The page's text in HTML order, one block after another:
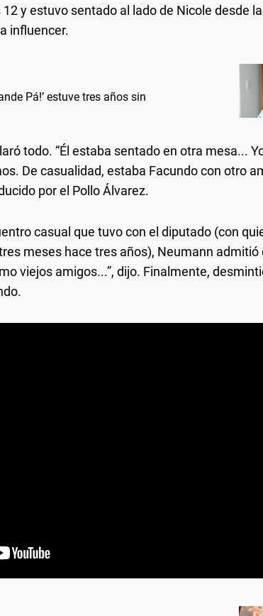
12 y estuvo sentado al lado de Nicole desde
influencer.
Pá!’ estuve tres años sin
todo. “Él estaba sentado en otra mesa...
De casualidad, estaba Facundo con otro
por el Pollo Álvarez.
casual que tuvo con el diputado (con
meses hace tres años), Neumann admitió
viejos amigos...”, dijo. Finalmente,